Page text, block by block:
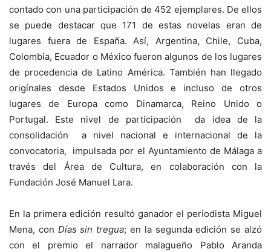
contado con una participación de 452 ejemplares. De ellos
se puede destacar que 171 de estas novelas eran de
lugares fuera de España. Así, Argentina, Chile, Cuba,
Colombia, Ecuador o México fueron algunos de los lugares
de procedencia de Latino América. También han llegado
origínales desde Estados Unidos e incluso de otros
lugares de Europa como Dinamarca, Reino Unido o
Portugal. Este nivel de participación da idea de la
consolidación a nivel nacional e internacional de la
convocatoria, impulsada por el Ayuntamiento de Málaga a
través del Área de Cultura, en colaboración con la
Fundación José Manuel Lara.
En la primera edición resultó ganador el periodista Miguel
Mena, con Días sin tregua; en la segunda edición se alzó
con el premio el narrador malagueño Pablo Aranda